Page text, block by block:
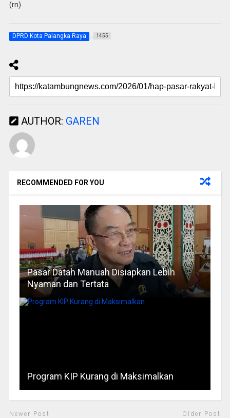
(rn)
DPRD Kota Palangka Raya 1455
AUTHOR: GAREN
RECOMMENDED FOR YOU
Pasar Datah Manuah Disiapkan Lebih
Nyaman dan Tertata
Program KIP Kurang di Maksimalkan
Newer Post Older Post